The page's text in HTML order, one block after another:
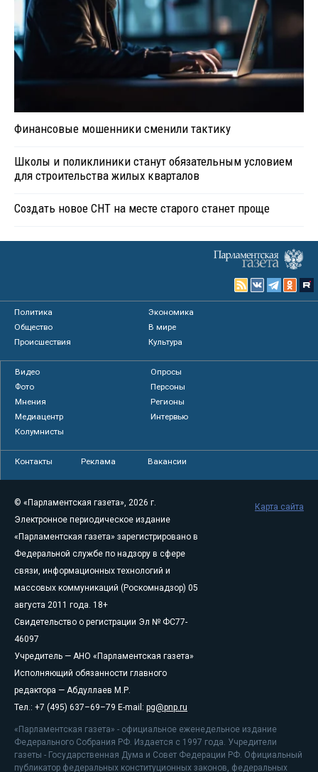
Финансовые мошенники сменили тактику
Школы и поликлиники станут обязательным условием
для строительства жилых кварталов
Создать новое СНТ на месте старого станет проще
Политика
Экономика
Общество
В мире
Происшествия
Культура
Видео
Опросы
Фото
Персоны
Мнения
Регионы
Медиацентр
Интервью
Колумнисты
Контакты Реклама Вакансии
© «Парламентская газета», 2026 г.
Электронное периодическое издание
«Парламентская газета» зарегистрировано в
Федеральной службе по надзору в сфере
связи, информационных технологий и
массовых коммуникаций (Роскомнадзор) 05
августа 2011 года. 18+
Свидетельство о регистрации Эл № ФС77-
46097
Учредитель — АНО «Парламентская газета»
Исполняющий обязанности главного
редактора — Абдуллаев М.Р.
Тел.: +7 (495) 637–69–79 E-mail: pg@pnp.ru
«Парламентская газета» - официальное еженедельное издание
Федерального Собрания РФ. Издается с 1997 года. Учредители
газеты - Государственная Дума и Совет Федерации РФ. Официальный
публикатор федеральных конституционных законов, федеральных
Карта сайта